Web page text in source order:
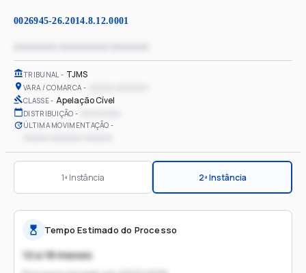
0026945-26.2014.8.12.0001
TRIBUNAL TJMS
VARA / COMARCA
CLASSE Apelação Cível
DISTRIBUIÇÃO
ÚLTIMA MOVIMENTAÇÃO
1ª Instância 2ª Instância
Tempo Estimado do Processo
12 a 18 meses